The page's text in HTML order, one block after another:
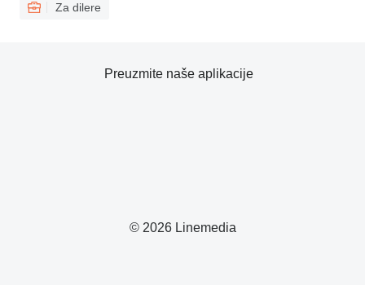
Za dilere
© 2026 Linemedia
Preuzmite naše aplikacije